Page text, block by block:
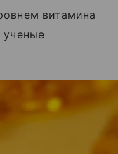
витамина
ученые